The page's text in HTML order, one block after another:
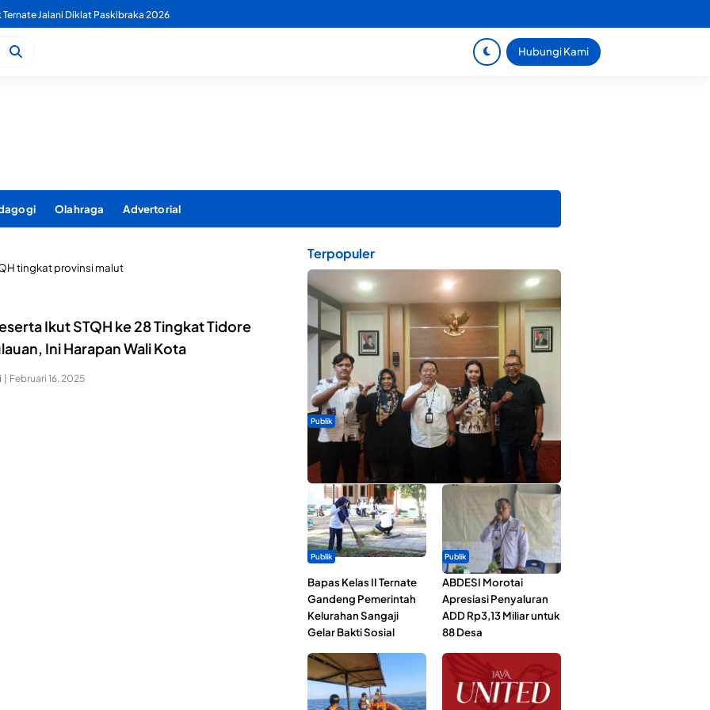
Jalani Diklat Paskibraka 2026
Hubungi Kami
Olahraga Advertorial
tingkat provinsi malut
Ikut STQH ke 28 Tingkat Tidore
Ini Harapan Wali Kota
Februari 16, 2025
Terpopuler
Publik
Dua Talenta Muda Ternate Wakili Maluku Utara di
Gita Bahana Nusantara 2026
Publik
Bapas Kelas II Ternate
Gandeng Pemerintah
Kelurahan Sangaji
Gelar Bakti Sosial
Publik
ABDESI Morotai
Apresiasi Penyaluran
ADD Rp3,13 Miliar untuk
88 Desa